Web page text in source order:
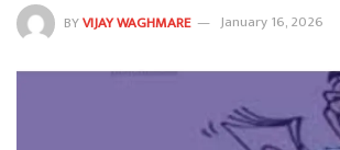
BYVIJAY WAGHMARE January 16, 2026